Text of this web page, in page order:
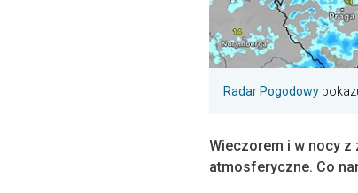
Radar Pogodowy
Wieczorem i w nocy z
atmosferyczne. Co